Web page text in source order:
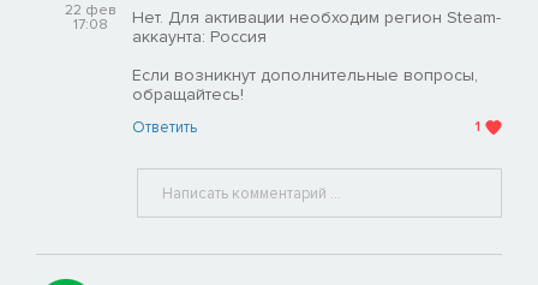
22 фев
17:08
Нет. Для активации необходим регион Steam-
аккаунта: Россия
Если возникнут дополнительные вопросы,
обращайтесь!
Ответить 1